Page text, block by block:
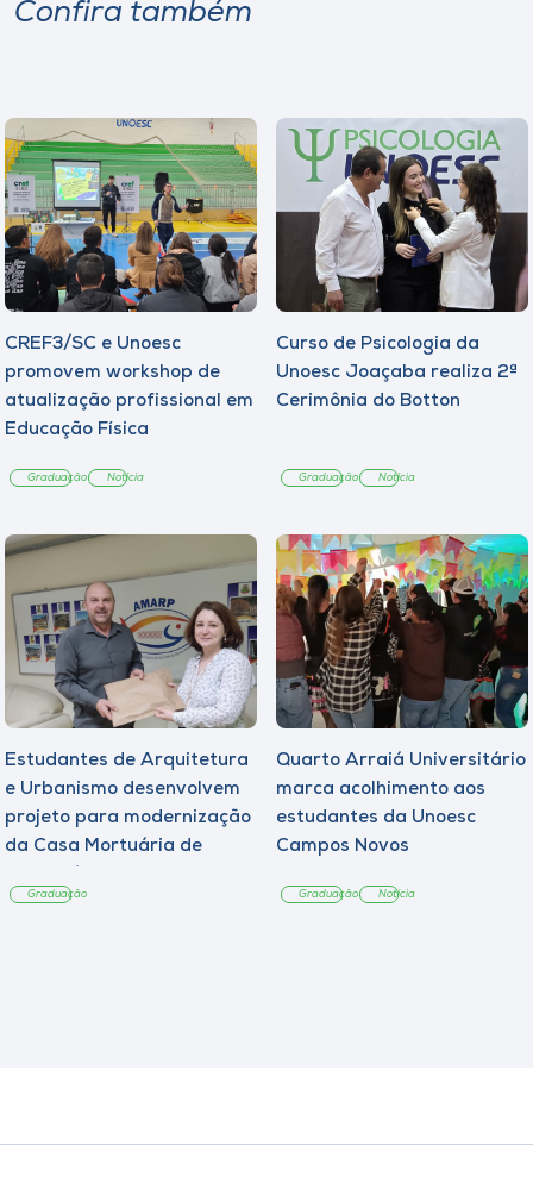
Confira também
CREF3/SC e Unoesc
promovem workshop de
atualização profissional em
Educação Física
Graduação Notícia
Curso de Psicologia da
Unoesc Joaçaba realiza 2ª
Cerimônia do Botton
Graduação Notícia
Estudantes de Arquitetura
e Urbanismo desenvolvem
projeto para modernização
da Casa Mortuária de
Graduação
Quarto Arraiá Universitário
marca acolhimento aos
estudantes da Unoesc
Campos Novos
Graduação Notícia